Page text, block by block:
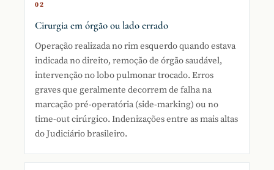
02
Cirurgia em órgão ou lado errado
Operação realizada no rim esquerdo quando estava
indicada no direito, remoção de órgão saudável,
intervenção no lobo pulmonar trocado. Erros
graves que geralmente decorrem de falha na
marcação pré-operatória (side-marking) ou no
time-out cirúrgico. Indenizações entre as mais altas
do Judiciário brasileiro.